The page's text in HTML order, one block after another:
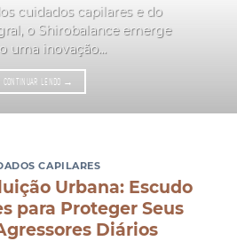
cuidados capilares e do
o Shirobalance emerge
uma inovação...
CONTINUAR LENDO →
CAPILARES
Urbana: Escudo
para Proteger Seus
Diários